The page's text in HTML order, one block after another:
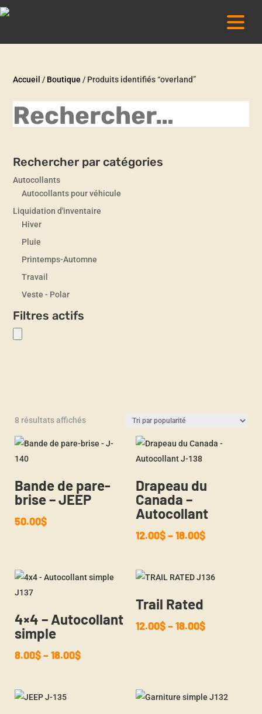
Accueil / Boutique / Produits identifiés “overland”
Rechercher par catégories
Autocollants
Autocollants pour véhicule
Liquidation d'inventaire
Hiver
Pluie
Printemps-Automne
Travail
Veste - Polar
Filtres actifs
8 résultats affichésTrié
popularité
Bande de pare-
brise – JEEP
50.00$
Drapeau du
Canada –
Autocollant
12.00$–18.00$
4×4 – Autocollant
simple
8.00$–18.00$
Trail Rated
12.00$–18.00$